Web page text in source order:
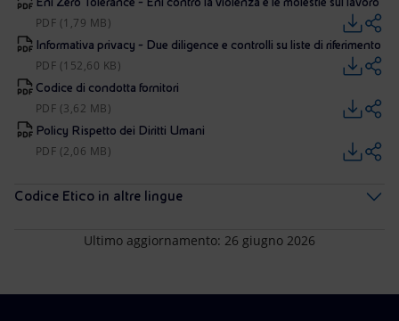
PDF (1,79 MB)
Informativa privacy - Due diligence e controlli su liste di riferimento
PDF (152,60 KB)
Codice di condotta fornitori
PDF (3,62 MB)
Policy Rispetto dei Diritti Umani
PDF (2,06 MB)
Codice Etico in altre lingue
Ultimo aggiornamento: 26 giugno 2026